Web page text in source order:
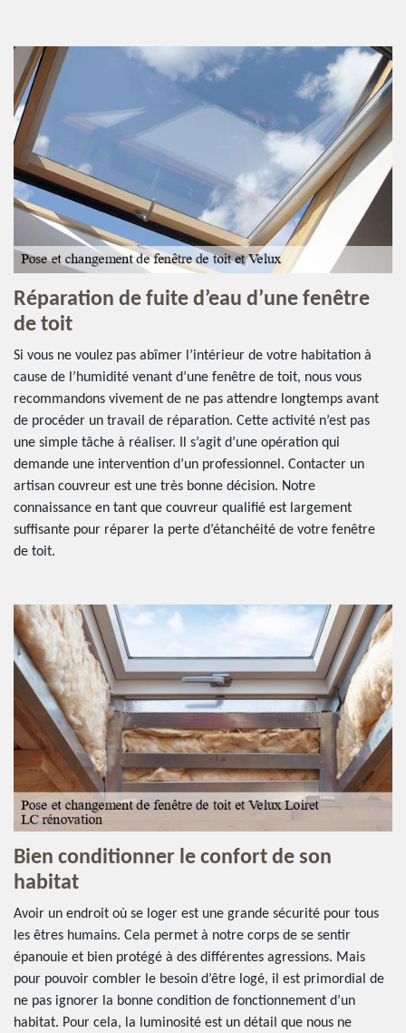
Réparation de fuite d’eau d’une fenêtre
de toit
Si vous ne voulez pas abîmer l’intérieur de votre habitation à
cause de l’humidité venant d’une fenêtre de toit, nous vous
recommandons vivement de ne pas attendre longtemps avant
de procéder un travail de réparation. Cette activité n’est pas
une simple tâche à réaliser. Il s’agit d’une opération qui
demande une intervention d’un professionnel. Contacter un
artisan couvreur est une très bonne décision. Notre
connaissance en tant que couvreur qualifié est largement
suffisante pour réparer la perte d’étanchéité de votre fenêtre
de toit.
Bien conditionner le confort de son
habitat
Avoir un endroit où se loger est une grande sécurité pour tous
les êtres humains. Cela permet à notre corps de se sentir
épanouie et bien protégé à des différentes agressions. Mais
pour pouvoir combler le besoin d’être logé, il est primordial de
ne pas ignorer la bonne condition de fonctionnement d’un
habitat. Pour cela, la luminosité est un détail que nous ne